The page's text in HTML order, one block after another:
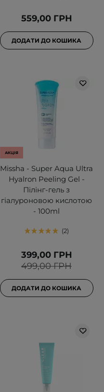
559,00 ГРН
ДОДАТИ ДО КОШИКА
АКЦІЯ
Missha - Super Aqua Ultra
Hyalron Peeling Gel -
Пілінг-гель з
гіалуроновою кислотою
- 100ml
2
499,00 ГРН
399,00 ГРН
ДОДАТИ ДО КОШИКА